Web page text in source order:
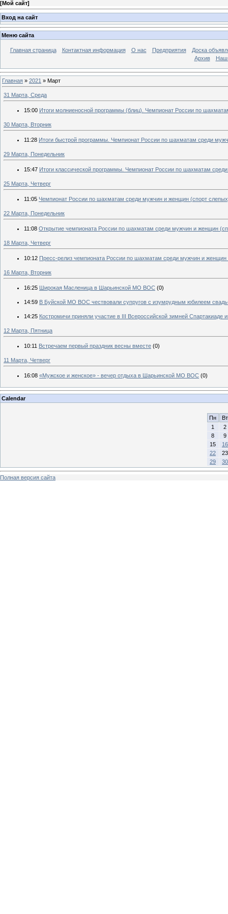
[Мой сайт]
Вход на сайт
Меню сайта
Главная страница Контактная информация О нас Предприятия
Доска
Архив
Главная » 2021 » Март
31 Марта, Среда
15:00 Итоги молниеносной программы (блиц). Чемпионат России по
30 Марта, Вторник
11:28 Итоги быстрой программы. Чемпионат России по шахматам среди
29 Марта, Понедельник
15:47 Итоги классической программы. Чемпионат России по шахматам
25 Марта, Четверг
11:05 Чемпионат России по шахматам среди мужчин и женщин (спорт
22 Марта, Понедельник
11:08 Открытие чемпионата России по шахматам среди мужчин и женщин
18 Марта, Четверг
10:12 Пресс-релиз чемпионата России по шахматам среди мужчин и женщин
16 Марта, Вторник
16:25 Широкая Масленица в Шарьинской МО ВОС (0)
14:59 В Буйской МО ВОС чествовали супругов с изумрудным юбилеем
14:25 Костромичи приняли участие в III Всероссийской зимней Спартакиаде
12 Марта, Пятница
10:11 Встречаем первый праздник весны вместе (0)
11 Марта, Четверг
16:08 «Мужское и женское» - вечер отдыха в Шарьинской МО ВОС (0)
Calendar
Пн
Вт
1
2
8
9
15
16
22
23
29
30
Полная версия сайта